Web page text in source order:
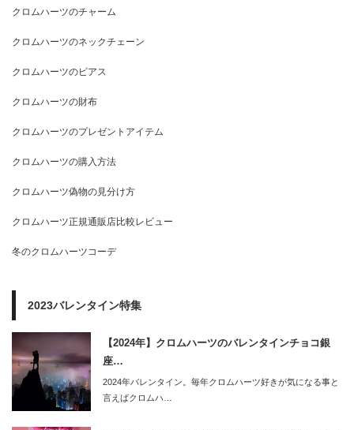
クロムハーツのチャーム
クロムハーツのネックチェーン
クロムハーツのピアス
クロムハーツの財布
クロムハーツのプレゼントアイテム
クロムハーツの購入方法
クロムハーツ偽物の見分け方
クロムハーツ正規通販店比較レビュー
冬のクロムハーツコーデ
2023バレンタイン特集
【2024年】クロムハーツのバレンタインチョコ銀
座…
2024年バレンタイン。毎年クロムハーツ好きが気になる事と
言えばクロムハ…